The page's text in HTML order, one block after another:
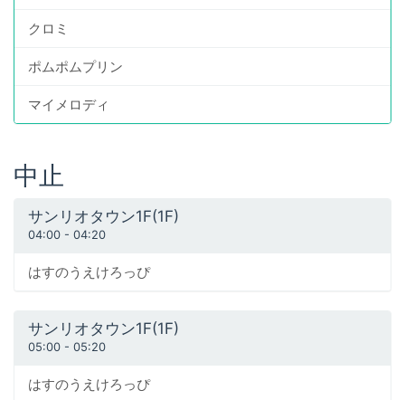
クロミ
ポムポムプリン
マイメロディ
中止
サンリオタウン1F(1F)
04:00 - 04:20
はすのうえけろっぴ
サンリオタウン1F(1F)
05:00 - 05:20
はすのうえけろっぴ